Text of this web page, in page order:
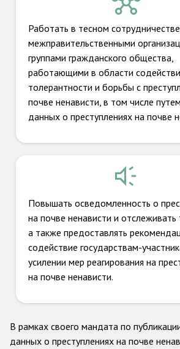
Работать в тесном
межправительственными
группами гражданского общества,
работающими в области
толерантности и борьбы с
почве ненависти, в том числе
данных о преступлениях на почве
Повышать осведомленность о
на почве ненависти и отслеживать
а также предоставлять
содействие государствам-
усилении мер реагирования на
на почве ненависти.
В рамках своего мандата по
данных о преступлениях на почве